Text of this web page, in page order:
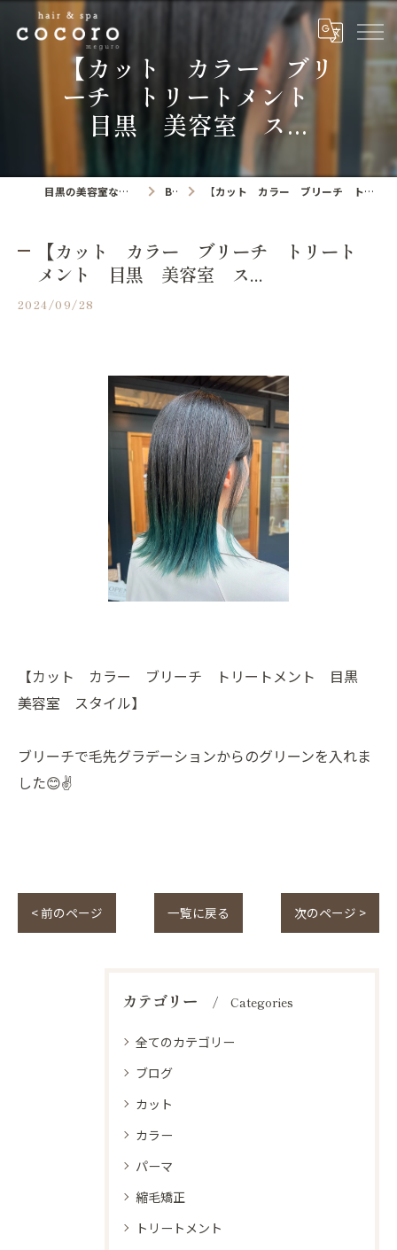
【カット カラー ブリ
ーチ トリートメント
目黒 美容室 ス...
目黒の美容室ならhair&spa cocoro Blog 【カット カラー ブリーチ トリートメント 目黒 美容室 ス...
【カット カラー ブリーチ トリート
メント 目黒 美容室 ス...
2024/09/28
【カット カラー ブリーチ トリートメント 目黒
美容室 スタイル】
ブリーチで毛先グラデーションからのグリーンを入れま
した😊✌️
< 前のページ 一覧に戻る 次のページ >
カテゴリー Categories
全てのカテゴリー
ブログ
カット
カラー
パーマ
縮毛矯正
トリートメント